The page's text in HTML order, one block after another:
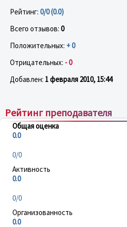
Рейтинг: 0/0 (0.0)
Всего отзывов: 0
Положительных: + 0
Отрицательных: - 0
Добавлен: 1 февраля 2010, 15:44
Рейтинг преподавателя
Общая оценка
0.0
0/0
Активность
0.0
0/0
Организованность
0.0